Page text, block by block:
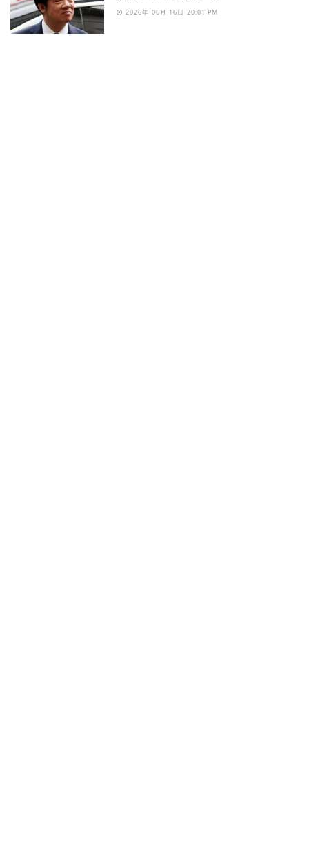
2026年 06月 16日 20:01 PM